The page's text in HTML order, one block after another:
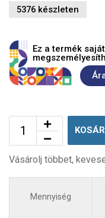
5376 készleten
Ez a termék
Vásárolj többet,
Mennyiség